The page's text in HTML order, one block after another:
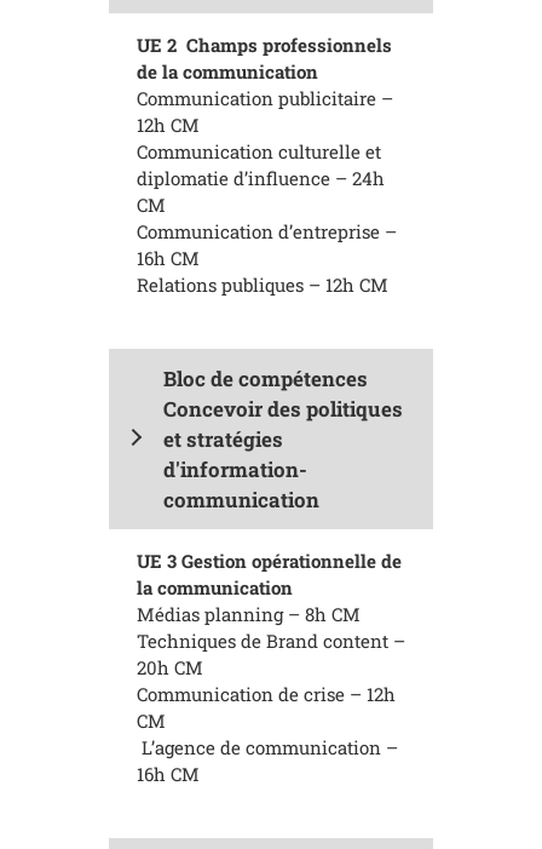
UE 2 Champs professionnels
de la communication
Communication publicitaire –
12h CM
Communication culturelle et
diplomatie d’influence – 24h
CM
Communication d’entreprise –
16h CM
Relations publiques – 12h CM
Bloc de compétences
Concevoir des politiques
et stratégies
d'information-
communication
UE 3 Gestion opérationnelle de
la communication
Médias planning – 8h CM
Techniques de Brand content –
20h CM
Communication de crise – 12h
CM
L’agence de communication –
16h CM